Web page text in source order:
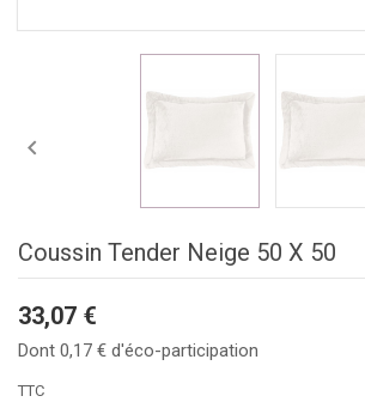

Coussin Tender Neige 50 X 50
33,07 €
Dont 0,17 € d'éco-participation
TTC